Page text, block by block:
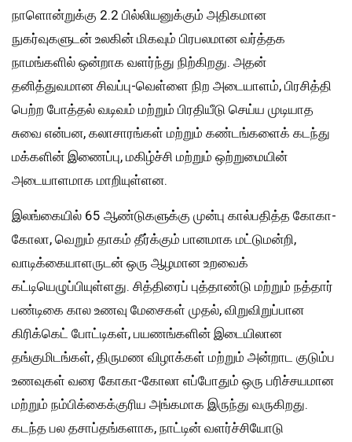
நாளொன்றுக்கு 2.2 பில்லியனுக்கும் அதிகமான
நுகர்வுகளுடன் உலகின் மிகவும் பிரபலமான வர்த்தக
நாமங்களில் ஒன்றாக வளர்ந்து நிற்கிறது. அதன்
தனித்துவமான சிவப்பு-வெள்ளை நிற அடையாளம், பிரசித்தி
பெற்ற போத்தல் வடிவம் மற்றும் பிரதியீடு செய்ய முடியாத
சுவை என்பன, கலாசாரங்கள் மற்றும் கண்டங்களைக் கடந்து
மக்களின் இணைப்பு, மகிழ்ச்சி மற்றும் ஒற்றுமையின்
அடையாளமாக மாறியுள்ளன.
இலங்கையில் 65 ஆண்டுகளுக்கு முன்பு கால்பதித்த கோகா-
கோலா, வெறும் தாகம் தீர்க்கும் பானமாக மட்டுமன்றி,
வாடிக்கையாளருடன் ஒரு ஆழமான உறவைக்
கட்டியெழுப்பியுள்ளது. சித்திரைப் புத்தாண்டு மற்றும் நத்தார்
பண்டிகை கால உணவு மேசைகள் முதல், விறுவிறுப்பான
கிரிக்கெட் போட்டிகள், பயணங்களின் இடையிலான
தங்குமிடங்கள், திருமண விழாக்கள் மற்றும் அன்றாட குடும்ப
உணவுகள் வரை கோகா-கோலா எப்போதும் ஒரு பரிச்சயமான
மற்றும் நம்பிக்கைக்குரிய அங்கமாக இருந்து வருகிறது.
கடந்த பல தசாப்தங்களாக, நாட்டின் வளர்ச்சியோடு